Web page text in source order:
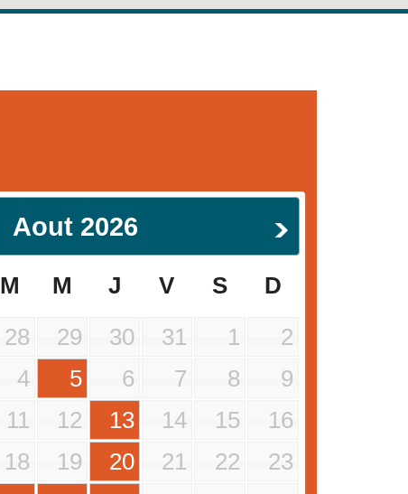
Aout 2026
M M J V S
D
28 29 30 31 1
2
4 5 6 7 8
9
11 12 13 14 15
16
18 19 20 21 22
23